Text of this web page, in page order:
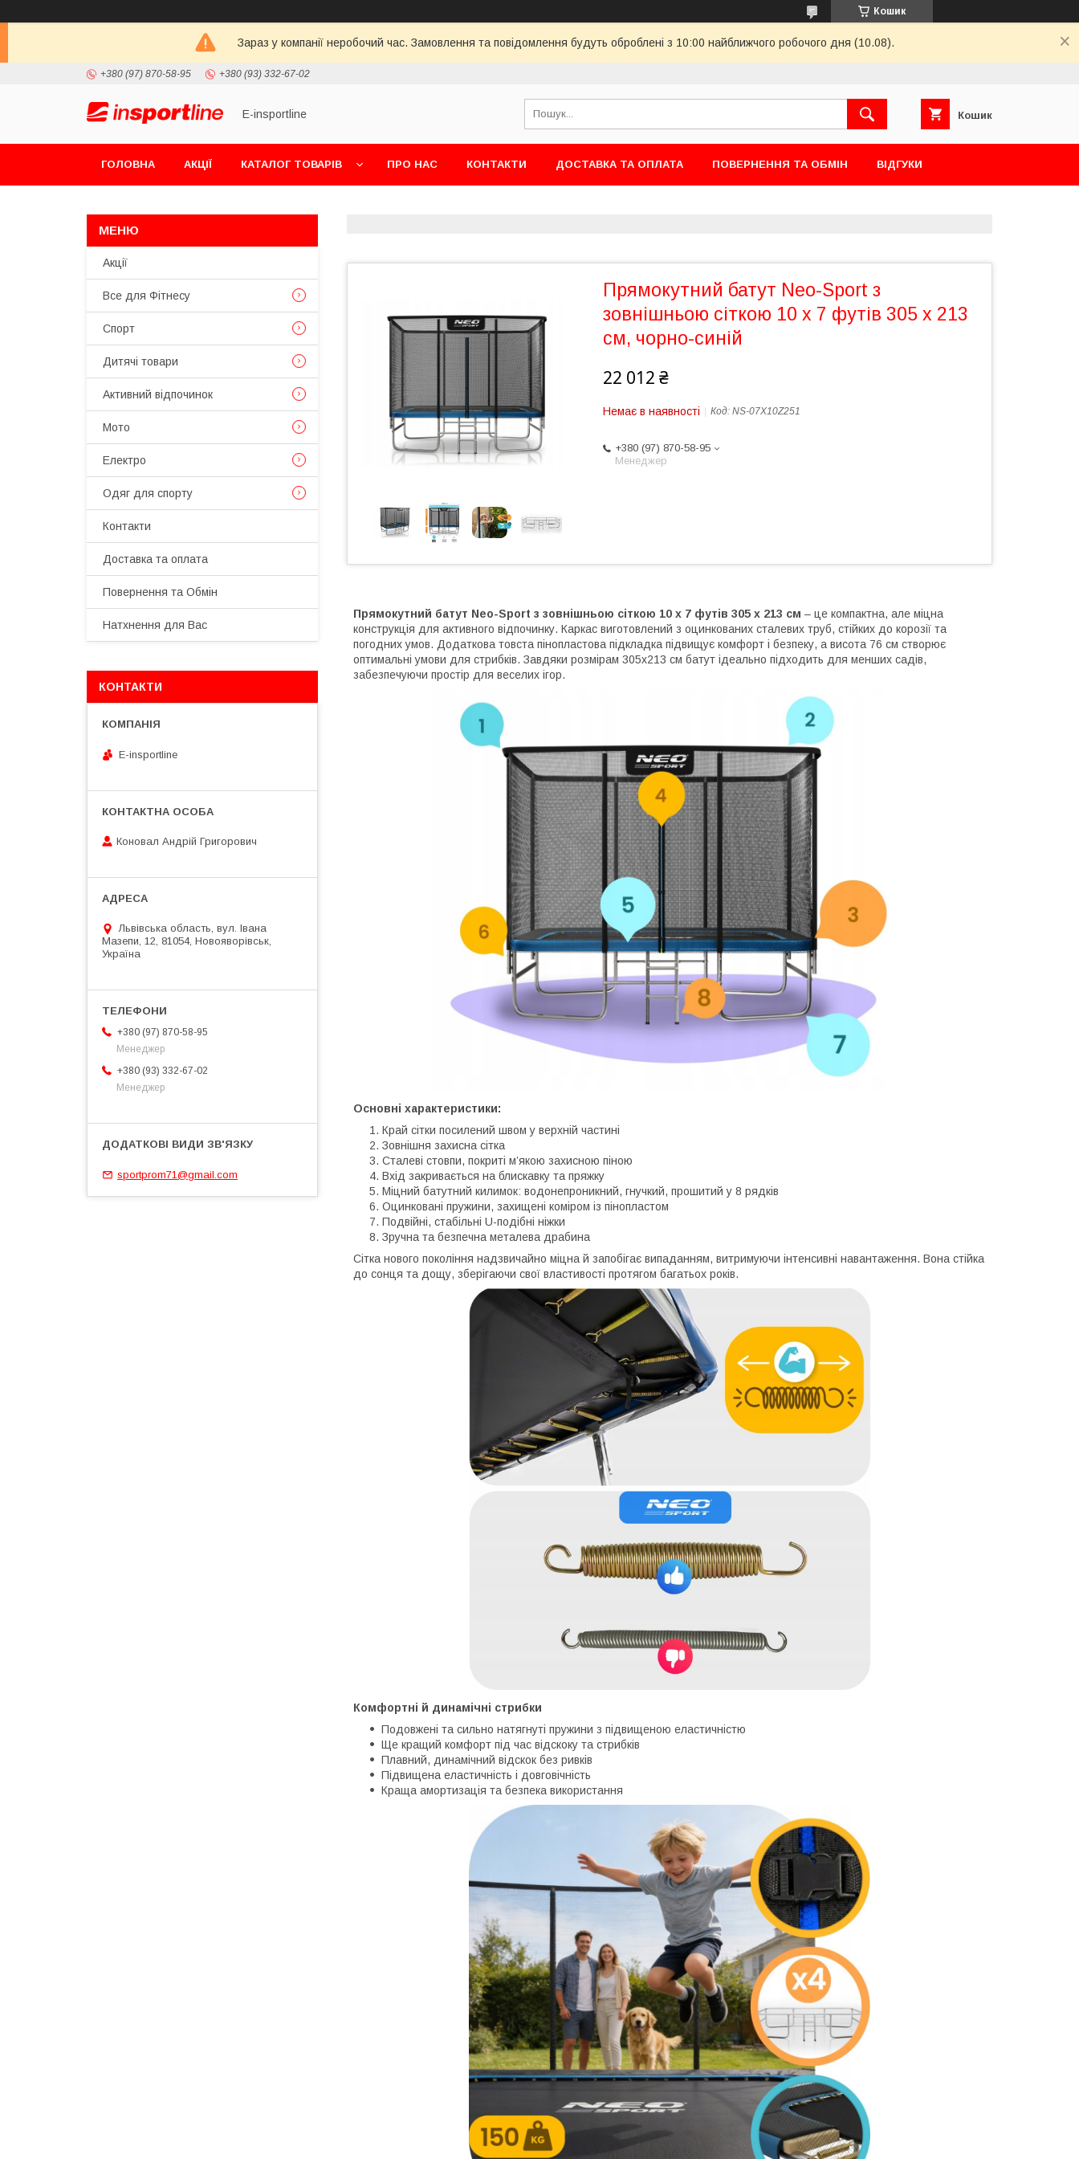
Кошик
Зараз у компанії неробочий час. Замовлення та повідомлення будуть оброблені з 10:00 найближчого робочого дня (10.08).
+380 (97) 870-58-95 +380 (93) 332-67-02
E-insportline Кошик
ГОЛОВНА АКЦІЇ КАТАЛОГ ТОВАРІВ ПРО НАС КОНТАКТИ ДОСТАВКА ТА ОПЛАТА ПОВЕРНЕННЯ ТА ОБМІН ВІДГУКИ
Прямокутний батут Neo-Sport з
зовнішньою сіткою 10 x 7 футів 305 x 213
см, чорно-синій
22 012 ₴
Немає в наявності Код: NS-07X10Z251
+380 (97) 870-58-95
Менеджер
Прямокутний батут Neo-Sport з зовнішньою сіткою 10 x 7 футів 305 x 213 см – це компактна, але міцна
конструкція для активного відпочинку. Каркас виготовлений з оцинкованих сталевих труб, стійких до корозії та
погодних умов. Додаткова товста пінопластова підкладка підвищує комфорт і безпеку, а висота 76 см створює
оптимальні умови для стрибків. Завдяки розмірам 305x213 см батут ідеально підходить для менших садів,
забезпечуючи простір для веселих ігор.
Основні характеристики:
Край сітки посилений швом у верхній частині
Зовнішня захисна сітка
Сталеві стовпи, покриті м’якою захисною піною
Вхід закривається на блискавку та пряжку
Міцний батутний килимок: водонепроникний, гнучкий, прошитий у 8 рядків
Оцинковані пружини, захищені коміром із пінопластом
Подвійні, стабільні U-подібні ніжки
Зручна та безпечна металева драбина
Сітка нового покоління надзвичайно міцна й запобігає випаданням, витримуючи інтенсивні навантаження. Вона стійка
до сонця та дощу, зберігаючи свої властивості протягом багатьох років.
Комфортні й динамічні стрибки
Подовжені та сильно натягнуті пружини з підвищеною еластичністю
Ще кращий комфорт під час відскоку та стрибків
Плавний, динамічний відскок без ривків
Підвищена еластичність і довговічність
Краща амортизація та безпека використання
Акції
Все для Фітнесу
Спорт
Дитячі товари
Активний відпочинок
Мото
Електро
Одяг для спорту
Контакти
Доставка та оплата
Повернення та Обмін
Натхнення для Вас
КОНТАКТИ
E-insportline
Коновал Андрій Григорович
Львівська область, вул. Івана
Мазепи, 12, 81054, Новояворівськ,
Україна
+380 (97) 870-58-95
Менеджер
+380 (93) 332-67-02
Менеджер
sportprom71@gmail.com